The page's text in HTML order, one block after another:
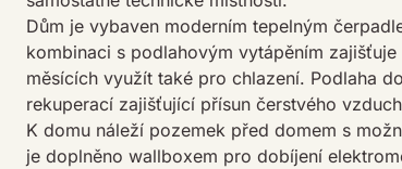
Dům je vybaven moderním tepelným
kombinaci s podlahovým vytápěním
měsících využít také pro chlazení. Podlaha
rekuperací zajišťující přísun čerstvého
K domu náleží pozemek před domem s
je doplněno wallboxem pro dobíjení